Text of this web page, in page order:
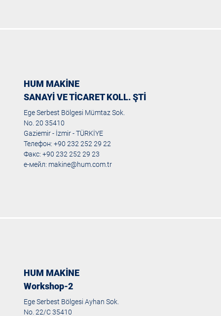
HUM MAKİNE
SANAYİ VE TİCARET KOLL. ŞTİ
Ege Serbest Bölgesi Mümtaz Sok.
No. 20 35410
Gaziemir - İzmir - TÜRKİYE
Телефон: +90 232 252 29 22
Факс: +90 232 252 29 23
е-мейл: makine@hum.com.tr
HUM MAKİNE
Workshop-2
Ege Serbest Bölgesi Ayhan Sok.
No. 22/C 35410